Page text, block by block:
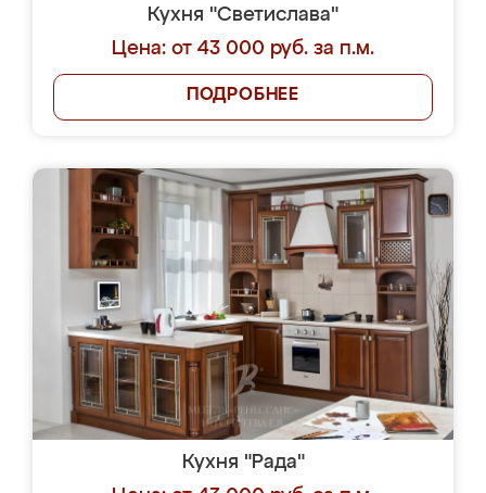
Кухня "Светислава"
Цена: от 43 000 руб. за п.м.
ПОДРОБНЕЕ
Кухня "Рада"